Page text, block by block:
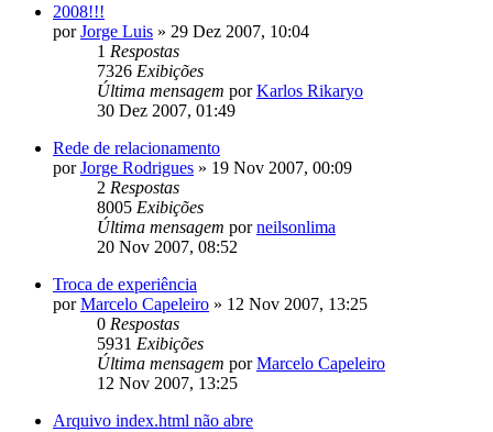
2008!!!
porJorge Luis » 29 Dez 2007, 10:04
1 Respostas
7326 Exibições
Última mensagem porKarlos Rikaryo
30 Dez 2007, 01:49
Rede de relacionamento
porJorge Rodrigues » 19 Nov 2007, 00:09
2 Respostas
8005 Exibições
Última mensagem porneilsonlima
20 Nov 2007, 08:52
Troca de experiência
porMarcelo Capeleiro » 12 Nov 2007, 13:25
0 Respostas
5931 Exibições
Última mensagem porMarcelo Capeleiro
12 Nov 2007, 13:25
Arquivo index.html não abre